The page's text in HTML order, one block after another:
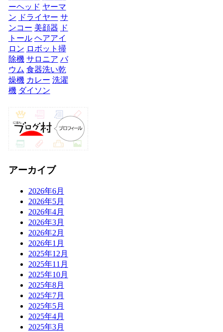
ーヘッド ヤーマ
ン ドライヤー サ
ンコー 美顔器 ド
トール ヘアアイ
ロン ロボット掃
除機 サロニア バ
ウム 食器洗い乾
燥機 カレー 洗濯
機 ダイソン
アーカイブ
2026年6月
2026年5月
2026年4月
2026年3月
2026年2月
2026年1月
2025年12月
2025年11月
2025年10月
2025年8月
2025年7月
2025年5月
2025年4月
2025年3月